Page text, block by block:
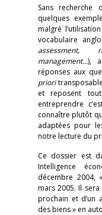
Sans recherche
quelques
malgré
vocabulaire
assessment,
management…),
réponses aux
priori
et reposent
entreprendre
connaître plutôt
adaptées pour
notre lecture du
Ce dossier est
Intelligence
décembre 2004,
mars 2005. Il sera
prochain et d’un
des biens » en